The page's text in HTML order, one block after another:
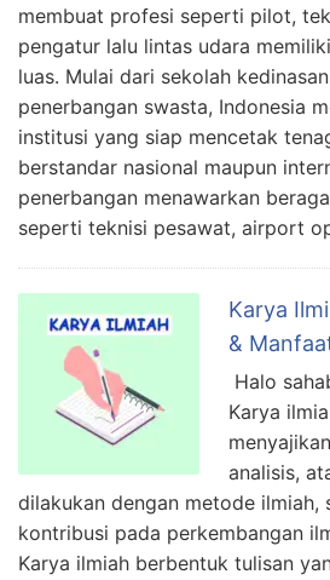
membuat profesi seperti pilot,
pengatur lalu lintas udara
luas. Mulai dari sekolah
penerbangan swasta, Indonesia
institusi yang siap mencetak
berstandar nasional maupun
penerbangan menawarkan
seperti teknisi pesawat, airport
Karya
&
Halo
Karya
analisis,
dilakukan dengan metode ilmiah,
kontribusi pada perkembangan
Karya ilmiah berbentuk tulisan